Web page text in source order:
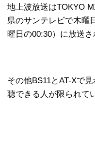
地上波放送はTOKYO
県のサンテレビで木曜
曜日の00:30）に放送さ
その他BS11とAT-Xで
聴できる人が限られて